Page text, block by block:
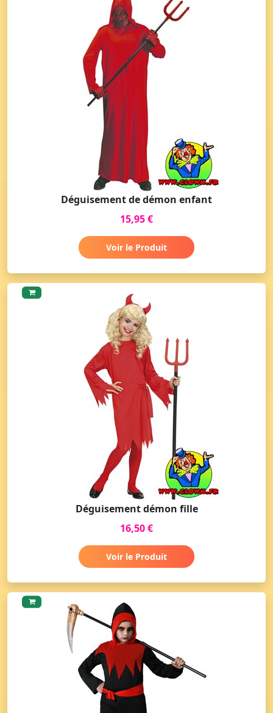
Déguisement de démon enfant
15,95 €
Voir le Produit
Déguisement démon fille
16,50 €
Voir le Produit